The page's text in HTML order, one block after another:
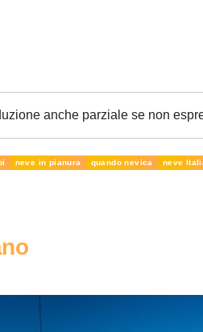
anche parziale se non
neve in pianura quando nevica neve